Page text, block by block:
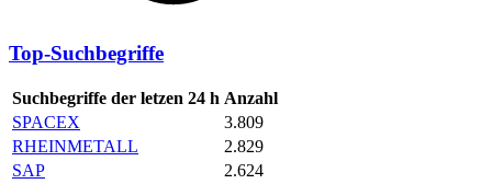
Top-Suchbegriffe
Suchbegriffe der letzen 24 h Anzahl
SPACEX
3.809
RHEINMETALL
2.829
SAP
2.624